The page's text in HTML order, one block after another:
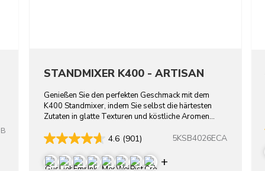
STANDMIXER K400 - ARTISAN
Genießen Sie den perfekten Geschmack mit dem
K400 Standmixer, indem Sie selbst die härtesten
Zutaten in glatte Texturen und köstliche Aromen
4.6 (901) 5KSB4026ECA
Display more